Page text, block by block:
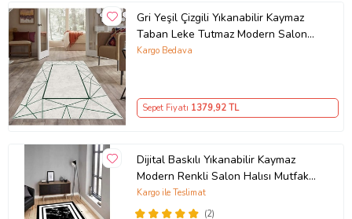
Gri Yeşil Çizgili Yıkanabilir Kaymaz
Taban Leke Tutmaz Modern Salon
Halısı ve Yolluk
Kargo Bedava
Sepet Fiyatı 1379,92 TL
Dijital Baskılı Yıkanabilir Kaymaz
Modern Renkli Salon Halısı Mutfak
Halısı Yolluk ND-HY-963 (Siyah)
(2)
Kargo ile Teslimat